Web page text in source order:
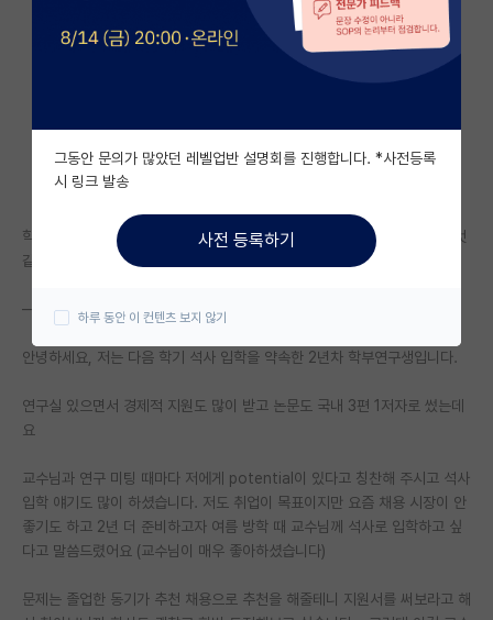
베스트 게시판
자유 게시판(아무개랩)
미국 유학 게시판
미국 대학원 합격 후기 게시판
대학원생 모집 게시판
연구실(PI) 홍보 게시판
학부 인턴 게시판
취업 게시판
PI 전용 게시판
학부인턴 게시판에도 올렸는데 거기는 학부인턴 준비하시는 분들이 많은 것
같아서 여기에도 똑같이 올립니다
——
안녕하세요, 저는 다음 학기 석사 입학을 약속한 2년차 학부연구생입니다.
연구실 있으면서 경제적 지원도 많이 받고 논문도 국내 3편 1저자로 썼는데
요
교수님과 연구 미팅 때마다 저에게 potential이 있다고 칭찬해 주시고 석사
입학 얘기도 많이 하셨습니다. 저도 취업이 목표이지만 요즘 채용 시장이 안
좋기도 하고 2년 더 준비하고자 여름 방학 때 교수님께 석사로 입학하고 싶
다고 말씀드렸어요 (교수님이 매우 좋아하셨습니다)
문제는 졸업한 동기가 추천 채용으로 추천을 해줄테니 지원서를 써보라고 해
그동안 문의가 많았던 레벨업반 설명회를 진행합니다. *사전등록
시 링크 발송
사전 등록하기
하루 동안 이 컨텐츠 보지 않기